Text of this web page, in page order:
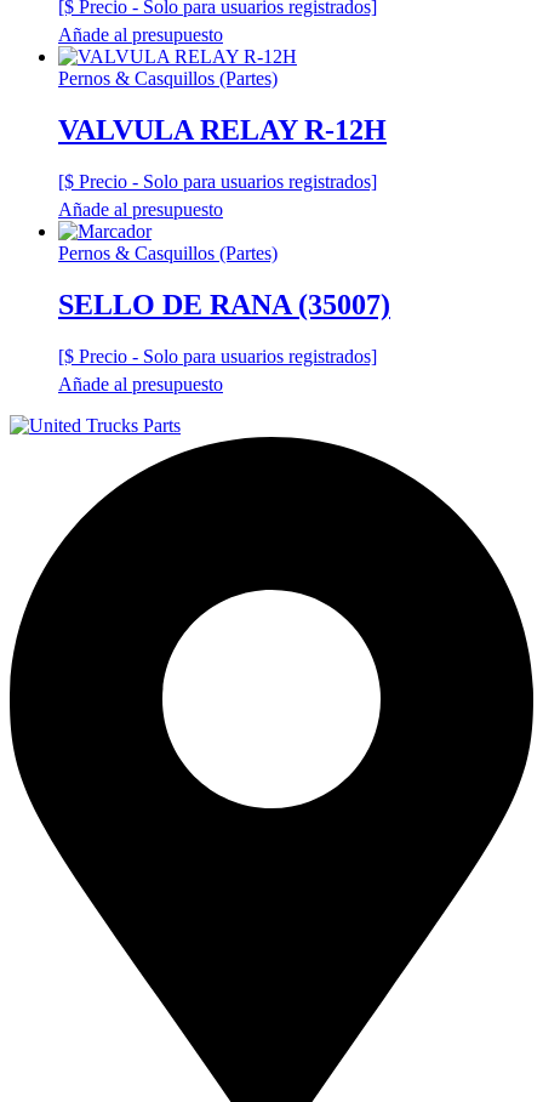
[$ Precio - Solo para usuarios registrados]
Añade al presupuesto
Pernos & Casquillos (Partes)
VALVULA RELAY R-12H
[$ Precio - Solo para usuarios registrados]
Añade al presupuesto
Pernos & Casquillos (Partes)
SELLO DE RANA (35007)
[$ Precio - Solo para usuarios registrados]
Añade al presupuesto